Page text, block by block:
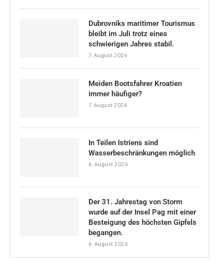
Dubrovniks maritimer Tourismus
bleibt im Juli trotz eines
schwierigen Jahres stabil.
7. August 2026
Meiden Bootsfahrer Kroatien
immer häufiger?
7. August 2026
In Teilen Istriens sind
Wasserbeschränkungen möglich
6. August 2026
Der 31. Jahrestag von Storm
wurde auf der Insel Pag mit einer
Besteigung des höchsten Gipfels
begangen.
6. August 2026